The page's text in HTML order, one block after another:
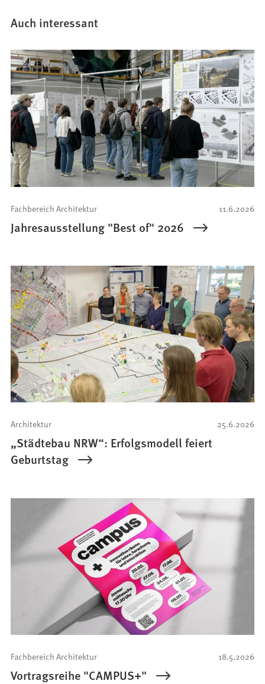
Auch interessant
11.6.2026
Fachbereich Architektur
Jahresausstellung "Best of" 2026
25.6.2026
Architektur
„Städtebau NRW“: Erfolgsmodell feiert
Geburtstag
18.5.2026
Fachbereich Architektur
Vortragsreihe "CAMPUS+"